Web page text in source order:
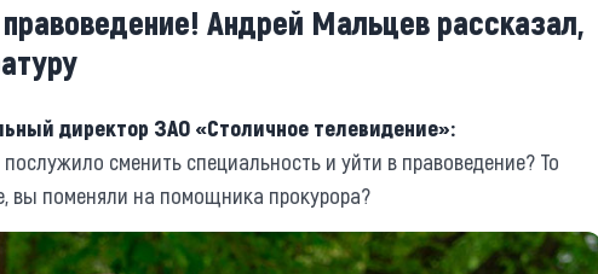
Андрей Мальцев рассказал,
директор ЗАО «Столичное телевидение»:
сменить специальность и уйти в правоведение? То
вы поменяли на помощника прокурора?